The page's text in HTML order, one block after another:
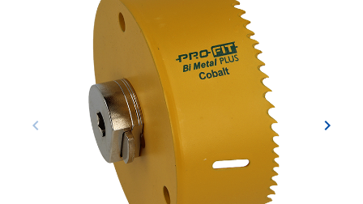
Vorige
keyboard_arrow_left keyboard_arrow_right